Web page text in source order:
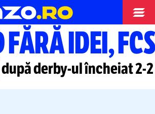
IDEI,
dupăderby-ulîncheiat2-2